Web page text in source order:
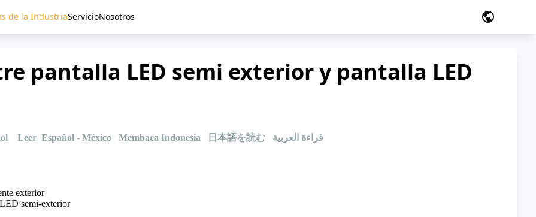
de la IndustriaServicioNosotros public
pantalla LED semi exterior y pantalla LED
Leer Español - México Membaca Indonesia 日本語を読む
قراءة العربية
exterior